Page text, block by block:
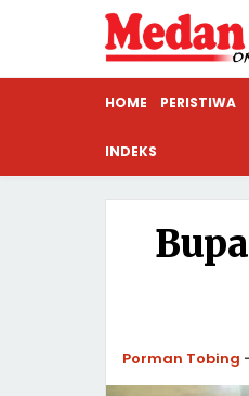
HOME PERISTIWA
INDEKS
Porman Tobing